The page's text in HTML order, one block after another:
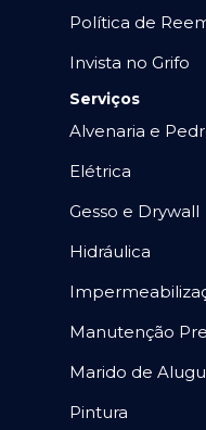
Política de
Invista no Grifo
Serviços
Alvenaria e
Elétrica
Gesso e Drywall
Hidráulica
Manutenção
Marido de
Pintura